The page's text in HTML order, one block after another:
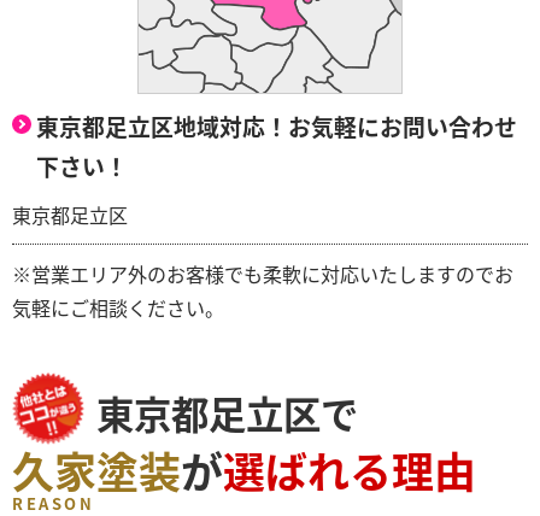
東京都足立区地域対応！お気軽にお問い合わせ
下さい！
東京都足立区
※営業エリア外のお客様でも柔軟に対応いたしますのでお
気軽にご相談ください。
東京都足立区で
久家塗装が選ばれる理由
REASON